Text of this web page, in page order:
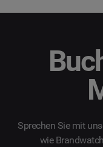
Sprechen Sie mit
wie